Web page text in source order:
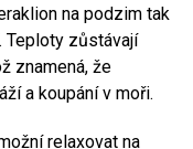
na podzim tak
Teploty zůstávají
znamená, že
a koupání v moři.
relaxovat na